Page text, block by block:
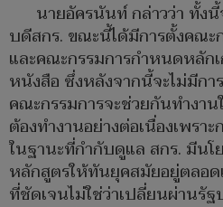
นายอัครนันท์ กล่าวว่า ทั้ง
บดีสกร. ขณะนี้ได้มีการตั้งคณะ
และคณะกรรมการกำหนดหลั
หนังสือ ซึ่งหลังจากนี้จะไม่มีกา
คณะกรรมการจะช่วยกันทำงาน
ต้องทำงานอย่างต่อเนื่องเพร
ในฐานะที่กำกับดูแล สกร. มีน
หลักสูตรให้ทันยุคสมัยอยู่ตลอด
ที่ชัดเจนไม่ใช่ว่าเปลี่ยนผ่านรั